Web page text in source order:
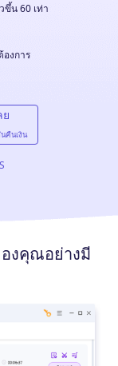
ขึ้น 60 เท่า
องการ
ย
คืนเงิน
งคุณอย่างมี